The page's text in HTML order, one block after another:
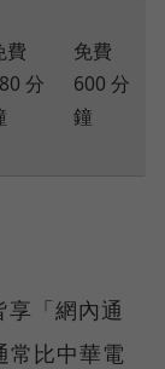
費
分
免費
600 分
鐘
「網內通
常比中華電